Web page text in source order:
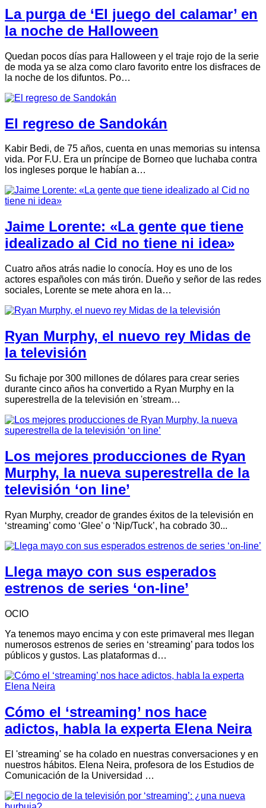
La purga de ‘El juego del calamar’ en
la noche de Halloween
Quedan pocos días para Halloween y el traje rojo de la serie
de moda ya se alza como claro favorito entre los disfraces de
la noche de los difuntos. Po…
El regreso de Sandokán
Kabir Bedi, de 75 años, cuenta en unas memorias su intensa
vida. Por F.U. Era un príncipe de Borneo que luchaba contra
los ingleses porque le habían a…
Jaime Lorente: «La gente que tiene
idealizado al Cid no tiene ni idea»
Cuatro años atrás nadie lo conocía. Hoy es uno de los
actores españoles con más tirón. Dueño y señor de las redes
sociales, Lorente se mete ahora en la…
Ryan Murphy, el nuevo rey Midas de
la televisión
Su fichaje por 300 millones de dólares para crear series
durante cinco años ha convertido a Ryan Murphy en la
superestrella de la televisión en 'stream…
Los mejores producciones de Ryan
Murphy, la nueva superestrella de la
televisión ‘on line’
Ryan Murphy, creador de grandes éxitos de la televisión en
‘streaming’ como ‘Glee’ o ‘Nip/Tuck’, ha cobrado 30...
Llega mayo con sus esperados
estrenos de series ‘on-line’
OCIO
Ya tenemos mayo encima y con este primaveral mes llegan
numerosos estrenos de series en ‘streaming’ para todos los
públicos y gustos. Las plataformas d…
Cómo el ‘streaming’ nos hace
adictos, habla la experta Elena Neira
El 'streaming' se ha colado en nuestras conversaciones y en
nuestros hábitos. Elena Neira, profesora de los Estudios de
Comunicación de la Universidad …